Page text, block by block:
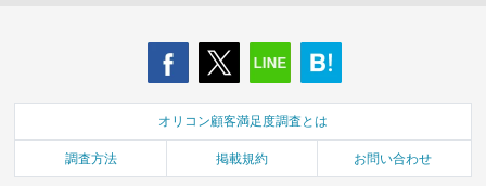
オリコン顧客満足度調査とは
調査方法 掲載規約 お問い合わせ